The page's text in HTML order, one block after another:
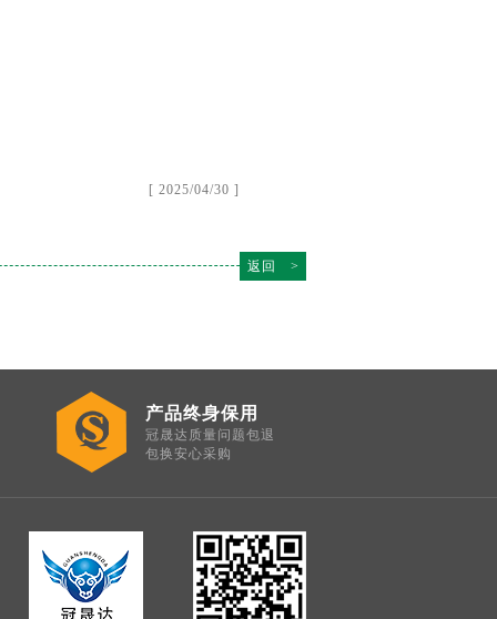
[ 2025/04/30 ]
返回 >
产品终身保用
冠晟达质量问题包退
包换安心采购